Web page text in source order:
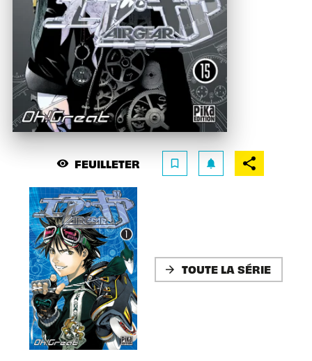
visibility FEUILLETER bookmark_border notifications
arrow_forward TOUTE LA SÉRIE